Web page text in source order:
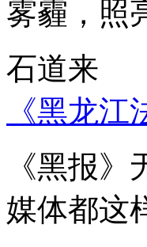
雾霾，照
石道来
《黑龙
《黑报
媒体都这